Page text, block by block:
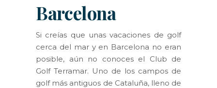
Barcelona
Si creías que unas vacaciones de golf
cerca del mar y en Barcelona no eran
posible, aún no conoces el Club de
Golf Terramar. Uno de los campos de
golf más antiguos de Cataluña, lleno de